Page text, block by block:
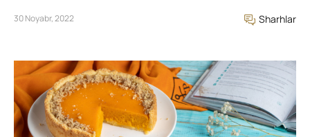
30 Noyabr, 2022 Sharhlar